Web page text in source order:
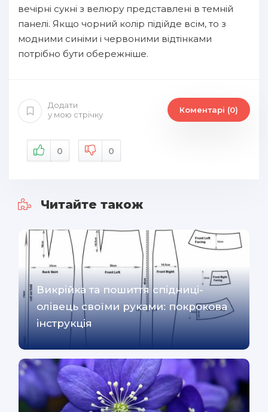
вечірні сукні з велюру представлені в темній
панелі. Якщо чорний колір підійде всім, то з
модними синіми і червоними відтінками
потрібно бути обережніше.
Додати
у мою стрічку
Коментарі (0)
0 0
Читайте також
Викрійка та пошиття спідниці-
олівець своїми руками: покрокова
інструкція